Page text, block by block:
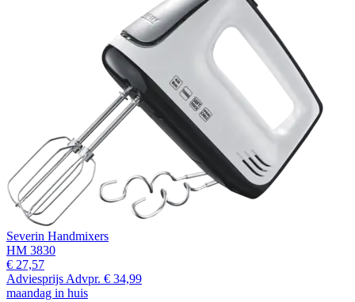
Severin Handmixers
HM 3830
€ 27,57
Adviesprijs Advpr. € 34,99
maandag in huis